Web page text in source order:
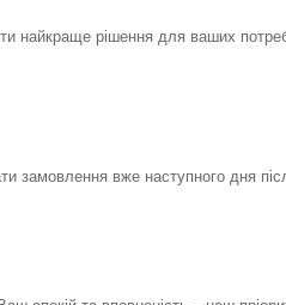
найкраще рішення для ваших
замовлення вже наступного дня